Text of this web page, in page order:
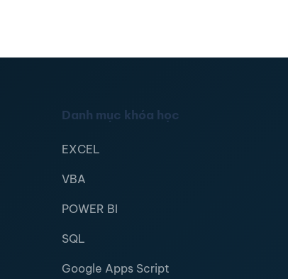
Danh mục khóa học
EXCEL
VBA
POWER BI
SQL
Google Apps Script